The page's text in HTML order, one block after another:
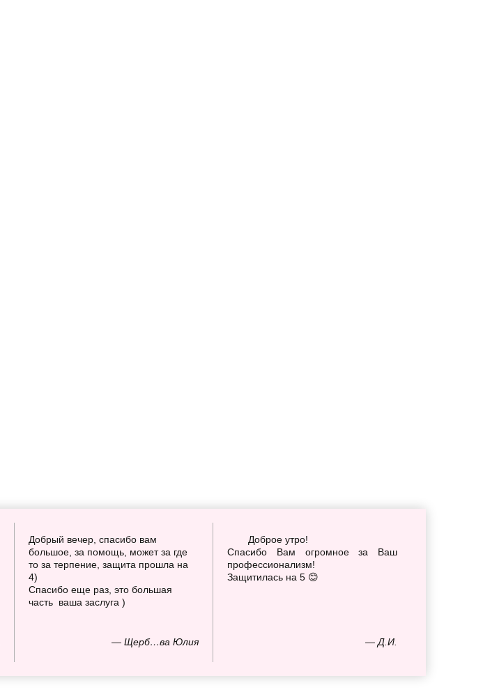
— Щерб…ва Юлия
Добрый вечер, спасибо вам
большое, за помощь, может за где
то за терпение, защита прошла на
4)
Спасибо еще раз, это большая
часть ваша заслуга )
— Д.И.
Доброе утро!
Спасибо Вам огромное за Ваш
профессионализм!
Защитилась на 5 😊